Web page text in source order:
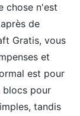
chose n'est
de
Gratis, vous
et
est pour
blocs pour
tandis